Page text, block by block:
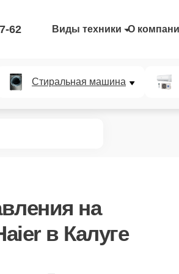
62 Виды техники О
Стиральная машина
на
в Калуге